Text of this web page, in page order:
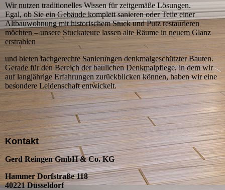
Wir nutzen traditionelles Wissen für zeitgemäße Lösun­gen.
E­gal, ob Sie ein Gebäude komplett sanieren oder Teile einer
Altbauwohnung mit historischem Stuck und Putz restaurieren
möchten – unsere Stuckateure lassen alte Räume in neuem Glanz
erstrahlen
und bieten fachgerechte Sanierungen denkmalgeschützter Bauten.
Gerade für den Bereich der baulichen Denkmal­pflege, in dem wir
auf langjährige Erfahrungen zurückblicken können, haben wir eine
besondere Leidenschaft entwickelt.
Kontakt
Gerd Reingen GmbH & Co. KG
Hammer Dorfstraße 118
40221 Düsseldorf